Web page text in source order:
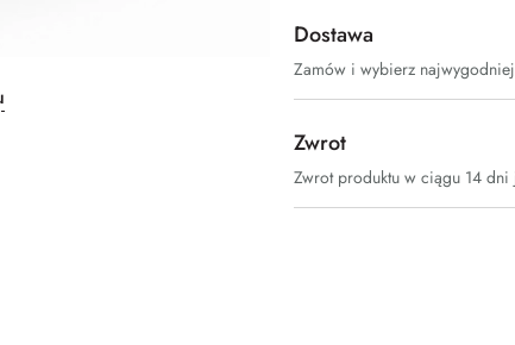
Dostawa
Zamów i wybierz
Zwrot
Zwrot produktu w ciągu 14 dni